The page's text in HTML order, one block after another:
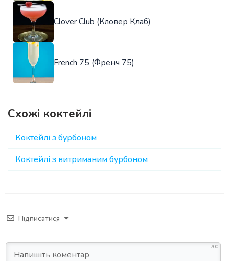
Clover Club (Кловер Клаб)
French 75 (Френч 75)
Схожі коктейлі
Коктейлі з бурбоном
Коктейлі з витриманим бурбоном
Підписатися
700